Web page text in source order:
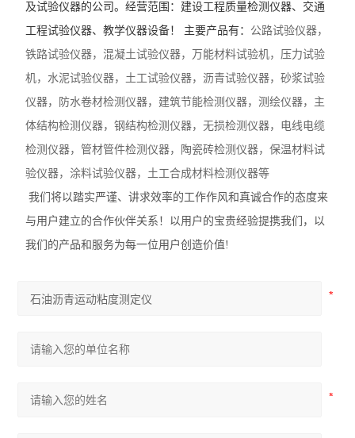
沥青薄膜烘箱
查看全部 >>
及试验仪器的公司。经营范围：建设工程质量检测仪器、交通
工程试验仪器、教学仪器设备！ 主要产品有： 公路试验仪器，
铁路试验仪器， 混凝土试验仪器，
万能材料试验机，压力试验
机，水泥试验仪器，土工试验仪器，沥青试验仪器，砂浆试验
仪器，
防水卷材检测仪器， 建筑节能检测仪器， 测绘仪器， 主
体结构检测仪器，钢结构检测仪器，无损检测仪器，电线电缆
检测仪器，管材管件检测仪器，陶瓷砖检测仪器，保温材料试
验仪器，涂料试验仪器，土工合成材料检测仪器等
我们将以踏实严谨、讲求效率的工作作风和真诚合作的态度来
与用户建立的合作伙伴关系！以用户的宝贵经验提携我们，以
我们的产品和服务为每一位用户创造价值!